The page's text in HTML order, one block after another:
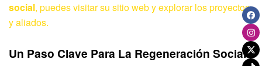
social, puedes visitar su sitio web y explorar los proyectos
y aliados.
Un Paso Clave Para La Regeneración Social